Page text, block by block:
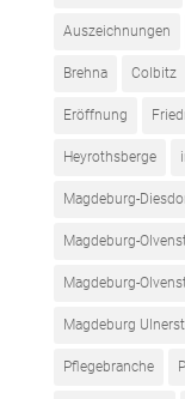
Auszeichnungen
Brehna Colbitz
Eröffnung
Heyrothsberge
Magdeburg-
Magdeburg-
Magdeburg-
Magdeburg
Pflegebranche